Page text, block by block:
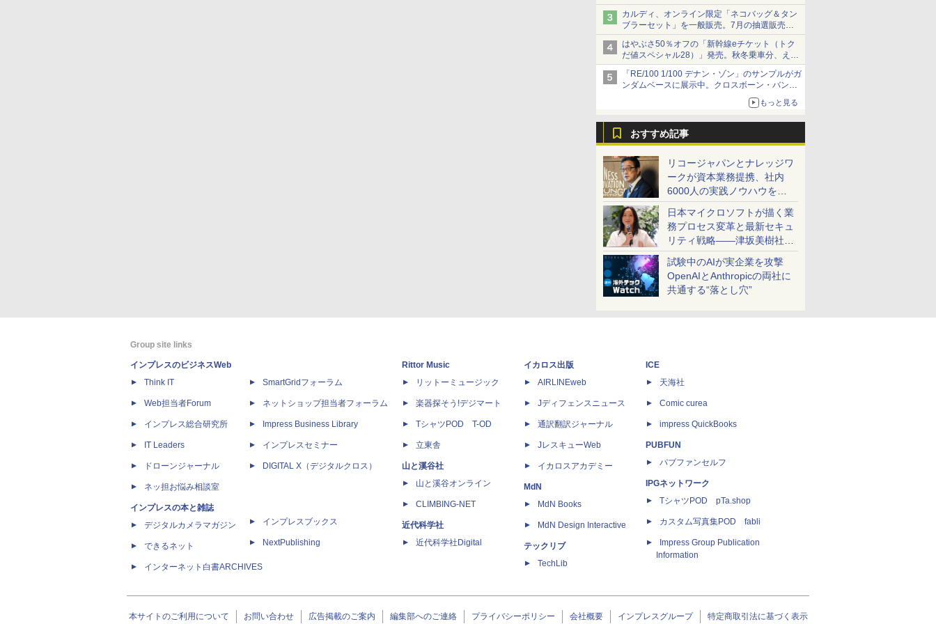
カルディ、オンライン限定「ネコバッグ＆タン
ブラーセット」を一般販売。7月の抽選販売の
当選無効分
はやぶさ50％オフの「新幹線eチケット（トク
だ値スペシャル28）」発売。秋冬乗車分、えき
ねっと限定
「RE/100 1/100 デナン・ゾン」のサンプルがガ
ンダムベースに展示中。クロスボーン・バンガ
ードの制式量産機が間もなく発送【ガンダムベ
もっと見る
おすすめ記事
リコージャパンとナレッジワ
ークが資本業務提携、社内
6000人の実践ノウハウを生
かした「AI商談記録 for
RICOH」を展開へ
日本マイクロソフトが描く業
務プロセス変革と最新セキュ
リティ戦略――津坂美樹社長
が2027年度戦略を説明
試験中のAIが実企業を攻撃
OpenAIとAnthropicの両社に
共通する“落とし穴”
Group site links
インプレスのビジネスWeb
Think IT
Web担当者Forum
インプレス総合研究所
IT Leaders
ドローンジャーナル
ネッ担お悩み相談室
インプレスの本と雑誌
デジタルカメラマガジン
できるネット
インターネット白書ARCHIVES
SmartGridフォーラム
ネットショップ担当者フォーラム
Impress Business Library
インプレスセミナー
DIGITAL X（デジタルクロス）
インプレスブックス
NextPublishing
Rittor Music
リットーミュージック
楽器探そう!デジマート
TシャツPOD T-OD
立東舎
山と溪谷社
山と溪谷オンライン
CLIMBING-NET
近代科学社
近代科学社Digital
イカロス出版
AIRLINEweb
Jディフェンスニュース
通訳翻訳ジャーナル
JレスキューWeb
イカロスアカデミー
MdN
MdN Books
MdN Design Interactive
テックリブ
TechLib
ICE
天海社
Comic curea
impress QuickBooks
PUBFUN
パブファンセルフ
IPGネットワーク
TシャツPOD pTa.shop
カスタム写真集POD fabli
Impress Group Publication
Information
本サイトのご利用について お問い合わせ 広告掲載のご案内 編集部へのご連絡 プライバシーポリシー 会社概要 インプレスグループ 特定商取引法に基づく表示